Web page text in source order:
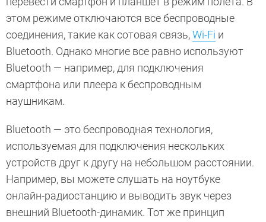
этом режиме отключаются все беспроводные
соединения, такие как сотовая связь,Wi-Fi и
Bluetooth. Однако многие все равно используют
Bluetooth — например, для подключения
смартфона или плеера к беспроводным
наушникам.
Bluetooth — это беспроводная технология,
используемая для подключения нескольких
устройств друг к другу на небольшом расстоянии.
Например, вы можете слушать на ноутбуке
онлайн-радиостанцию и выводить звук через
внешний Bluetooth-динамик. Тот же принцип